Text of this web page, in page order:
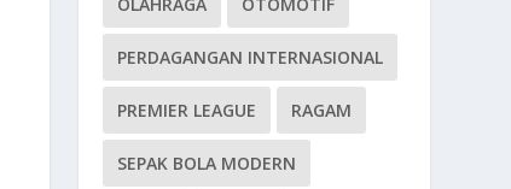
PERDAGANGAN INTERNASIONAL
PREMIER LEAGUE RAGAM
SEPAK BOLA MODERN